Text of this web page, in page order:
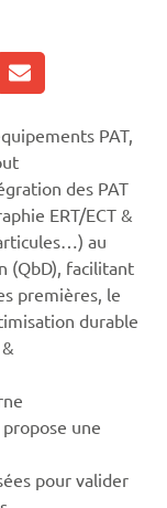
PAT,
des PAT
ERT/ECT &
au
(QbD), facilitant
premières, le
durable
une
pour valider